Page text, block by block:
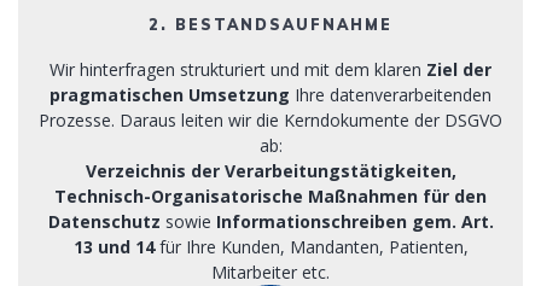
2. BESTANDSAUFNAHME
Wir hinterfragen strukturiert und mit dem klaren Ziel der
pragmatischen Umsetzung Ihre datenverarbeitenden
Prozesse. Daraus leiten wir die Kerndokumente der DSGVO
ab:
Verzeichnis der Verarbeitungstätigkeiten,
Technisch-Organisatorische Maßnahmen für den
Datenschutz sowie Informationschreiben gem. Art.
13 und 14für Ihre Kunden, Mandanten, Patienten,
Mitarbeiter etc.